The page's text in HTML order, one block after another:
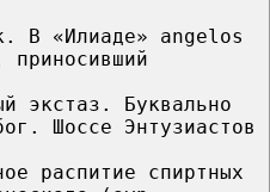
В «Илиаде» angelos
экстаз. Буквально
Шоссе Энтузиастов
распитие спиртных